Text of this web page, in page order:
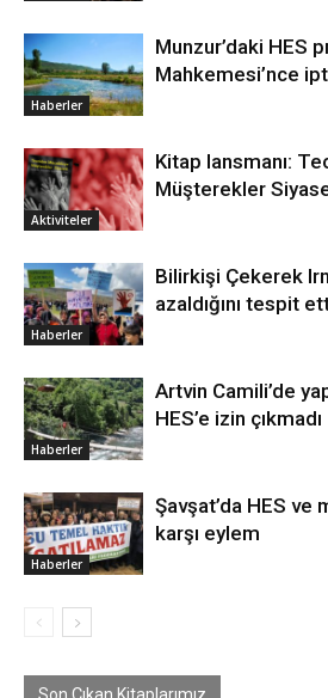
Haberler
Munzur’daki HES
Mahkemesi’nce
Aktiviteler
Kitap lansmanı:
Müşterekler
Haberler
Bilirkişi Çekerek
azaldığını tespit
Haberler
Artvin Camili’de
HES’e izin çıkmadı
Haberler
Şavşat’da HES ve
karşı eylem